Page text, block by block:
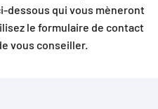
dessous qui vous mèneront
le formulaire de contact
vous conseiller.